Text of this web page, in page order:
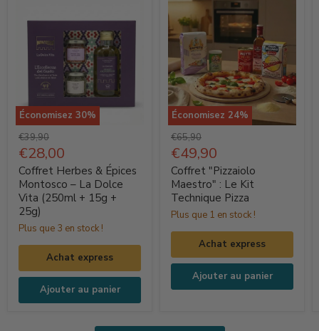
Économisez 30%
Coffret
Herbes
&
Épices
Montosco
–
La
Vita
(250ml
+
Prix
d'origine
€39,90
Prix
actuel
€28,00
Coffret Herbes & Épices
Montosco – La Dolce
Vita (250ml + 15g +
25g)
Plus que 3 en stock !
Achat express
Ajouter au panier
Économisez 24%
Coffret
"Pizzaiolo
Maestro"
Le
Kit
Technique
Pizza
Prix
d'origine
€65,90
Prix
actuel
€49,90
Coffret "Pizzaiolo
Maestro" : Le Kit
Technique Pizza
Plus que 1 en stock !
Achat express
Ajouter au panier